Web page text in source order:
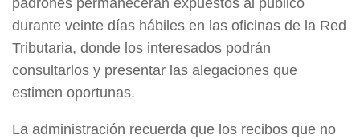
padrones permanecerán expuestos al público
durante veinte días hábiles en las oficinas de la Red
Tributaria, donde los interesados podrán
consultarlos y presentar las alegaciones que
estimen oportunas.
La administración recuerda que los recibos que no